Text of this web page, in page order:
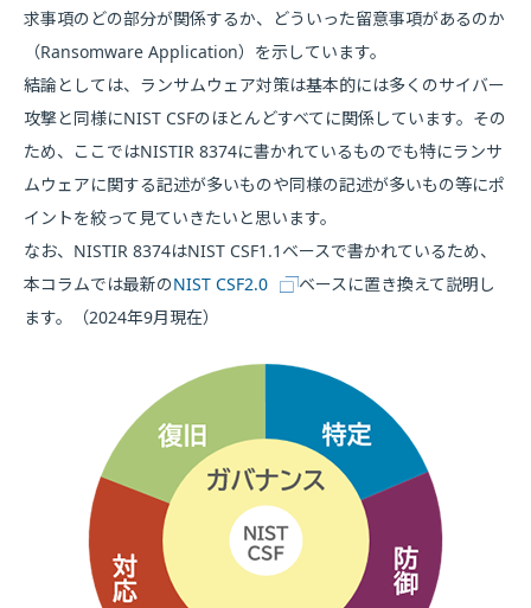
求事項のどの部分が関係するか、どういった留意事項があるのか
（Ransomware Application）を示しています。
結論としては、ランサムウェア対策は基本的には多くのサイバー
攻撃と同様にNIST CSFのほとんどすべてに関係しています。その
ため、ここではNISTIR 8374に書かれているものでも特にランサ
ムウェアに関する記述が多いものや同様の記述が多いもの等にポ
イントを絞って見ていきたいと思います。
なお、NISTIR 8374はNIST CSF1.1ベースで書かれているため、
本コラムでは最新のNIST CSF2.0
ベースに置き換えて説明し
ます。（2024年9月現在）